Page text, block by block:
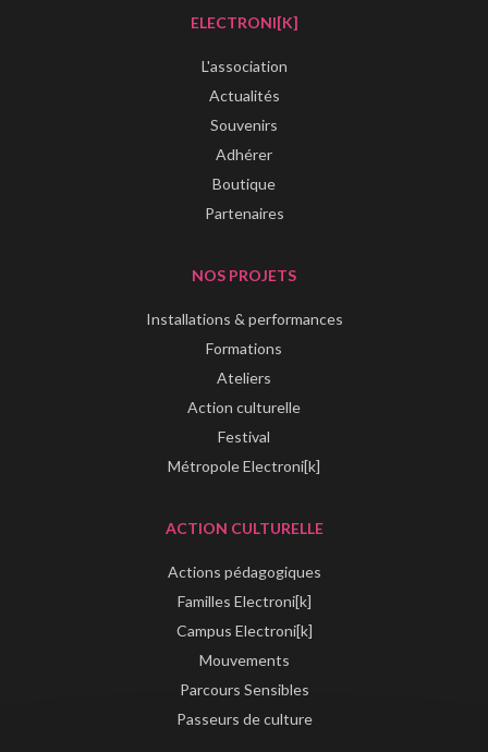
ELECTRONI[K]
L'association
Actualités
Souvenirs
Adhérer
Boutique
Partenaires
NOS PROJETS
Installations & performances
Formations
Ateliers
Action culturelle
Festival
Métropole Electroni[k]
ACTION CULTURELLE
Actions pédagogiques
Familles Electroni[k]
Campus Electroni[k]
Mouvements
Parcours Sensibles
Passeurs de culture